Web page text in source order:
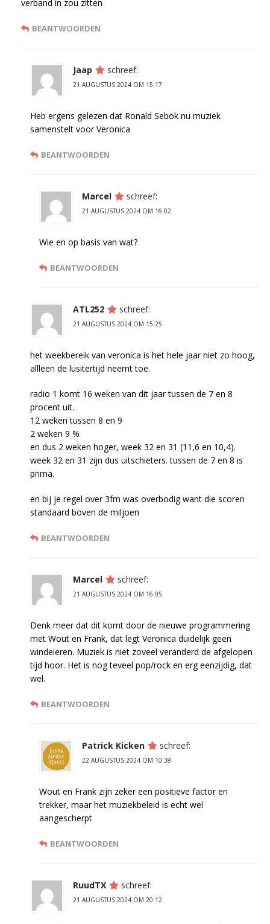
verband in zou zitten
BEANTWOORDEN
Jaap schreef:
21 AUGUSTUS 2024 OM 15:17
Heb ergens gelezen dat Ronald Sebök nu muziek
samenstelt voor Veronica
BEANTWOORDEN
Marcel schreef:
21 AUGUSTUS 2024 OM 16:02
Wie en op basis van wat?
BEANTWOORDEN
ATL252 schreef:
21 AUGUSTUS 2024 OM 15:25
het weekbereik van veronica is het hele jaar niet zo hoog,
allleen de lusitertijd neemt toe.
radio 1 komt 16 weken van dit jaar tussen de 7 en 8
procent uit.
12 weken tussen 8 en 9
2 weken 9 %
en dus 2 weken hoger, week 32 en 31 (11,6 en 10,4).
week 32 en 31 zijn dus uitschieters. tussen de 7 en 8 is
prima.
en bij je regel over 3fm was overbodig want die scoren
standaard boven de miljoen
BEANTWOORDEN
Marcel schreef:
21 AUGUSTUS 2024 OM 16:05
Denk meer dat dit komt door de nieuwe programmering
met Wout en Frank, dat legt Veronica duidelijk geen
windeieren. Muziek is niet zoveel veranderd de afgelopen
tijd hoor. Het is nog teveel pop/rock en erg eenzijdig, dat
wel.
BEANTWOORDEN
Patrick Kicken schreef:
22 AUGUSTUS 2024 OM 10:38
Wout en Frank zijn zeker een positieve factor en
trekker, maar het muziekbeleid is echt wel
aangescherpt
BEANTWOORDEN
RuudTX schreef:
21 AUGUSTUS 2024 OM 20:12